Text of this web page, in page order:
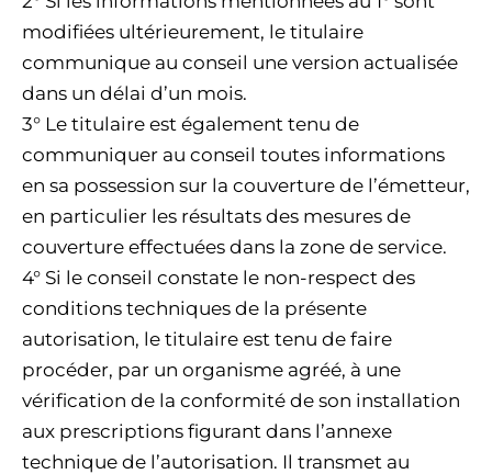
modifiées ultérieurement, le titulaire
communique au conseil une version actualisée
dans un délai d’un mois.
3° Le titulaire est également tenu de
communiquer au conseil toutes informations
en sa possession sur la couverture de l’émetteur,
en particulier les résultats des mesures de
couverture effectuées dans la zone de service.
4° Si le conseil constate le non-respect des
conditions techniques de la présente
autorisation, le titulaire est tenu de faire
procéder, par un organisme agréé, à une
vérification de la conformité de son installation
aux prescriptions figurant dans l’annexe
technique de l’autorisation. Il transmet au